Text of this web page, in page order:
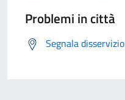
Problemi in città
Segnala disservizio